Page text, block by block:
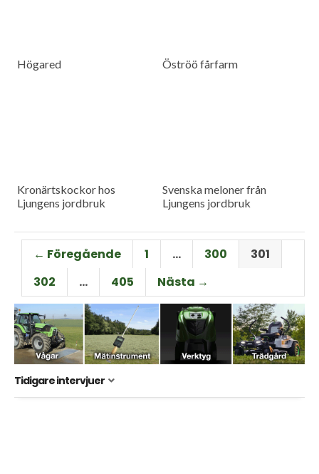
Högared Öströö fårfarm
Kronärtskockor hos
Ljungens jordbruk
Svenska meloner från
Ljungens jordbruk
← Föregående 1 … 300
301
302
… 405 Nästa →
Tidigare intervjuer